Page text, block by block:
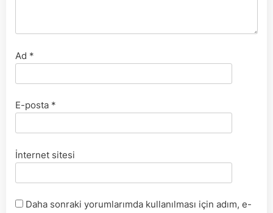
Ad *
E-posta *
İnternet sitesi
Daha sonraki yorumlarımda kullanılması için adım, e-